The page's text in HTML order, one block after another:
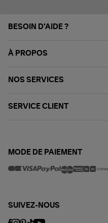
BESOIN D'AIDE ?
À PROPOS
NOS SERVICES
SERVICE CLIENT
MODE DE PAIEMENT
SUIVEZ-NOUS